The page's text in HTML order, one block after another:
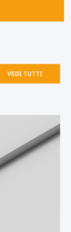
VEDI TUTTI